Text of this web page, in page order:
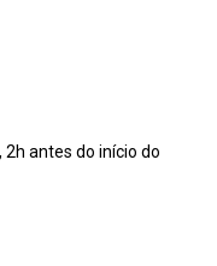
antes do início do